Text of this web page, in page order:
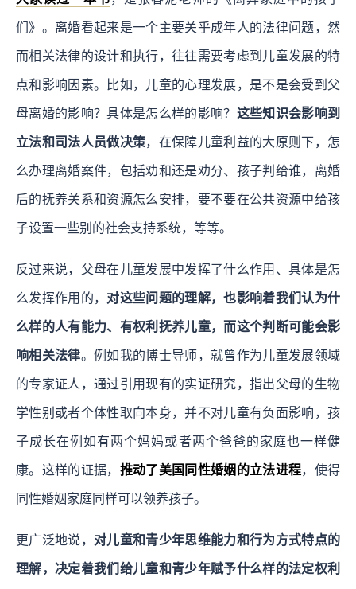
们》。离婚看起来是一个主要关乎成年人的法律问题，然
而相关法律的设计和执行，往往需要考虑到儿童发展的特
点和影响因素。比如，儿童的心理发展，是不是会受到父
母离婚的影响？具体是怎么样的影响？ 这些知识会影响到
立法和司法人员做决策，在保障儿童利益的大原则下，怎
么办理离婚案件，包括劝和还是劝分、孩子判给谁，离婚
后的抚养关系和资源怎么安排，要不要在公共资源中给孩
子设置一些别的社会支持系统，等等。
反过来说，父母在儿童发展中发挥了什么作用、具体是怎
么发挥作用的， 对这些问题的理解，也影响着我们认为什
么样的人有能力、有权利抚养儿童，而这个判断可能会影
响相关法律。例如我的博士导师，就曾作为儿童发展领域
的专家证人，通过引用现有的实证研究，指出父母的生物
学性别或者个体性取向本身，并不对儿童有负面影响，孩
子成长在例如有两个妈妈或者两个爸爸的家庭也一样健
康。这样的证据， 推动了美国同性婚姻的立法进程，使得
同性婚姻家庭同样可以领养孩子。
更广泛地说， 对儿童和青少年思维能力和行为方式特点的
理解，决定着我们给儿童和青少年赋予什么样的法定权利